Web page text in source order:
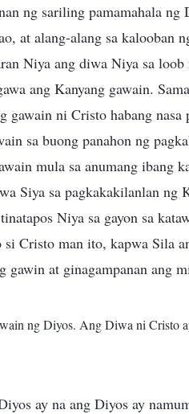
ng sariling pamamahala
at alang-alang sa kalooban
Niya ang diwa Niya sa
ang Kanyang gawain.
ni Cristo habang nasa
sa buong panahon ng
mula sa anumang ibang
Siya sa pagkakakilanlan ng
Niya sa gayon sa
Cristo man ito, kapwa Sila
gawin at ginagampanan ang
ng Diyos. Ang Diwa ni Cristo
ay na ang Diyos ay